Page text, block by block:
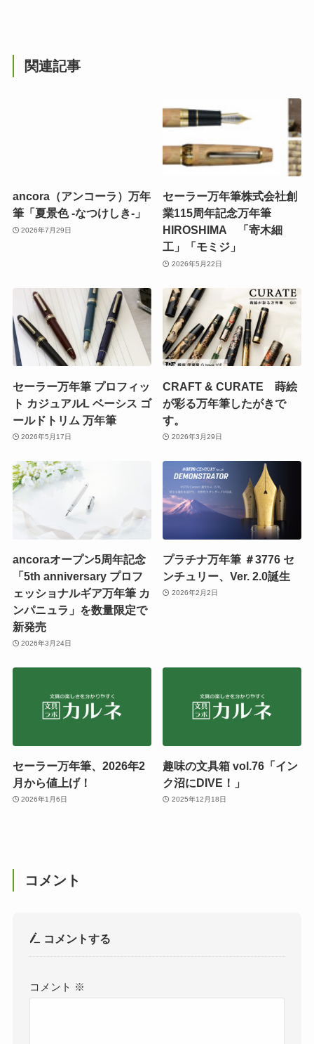
関連記事
ancora（アンコーラ）万年
筆「夏景色 -なつけしき-」
2026年7月29日
セーラー万年筆株式会社創
業115周年記念万年筆
HIROSHIMA 「寄木細
工」「モミジ」
2026年5月22日
セーラー万年筆 プロフィッ
ト カジュアルL ベーシス ゴ
ールドトリム 万年筆
2026年5月17日
CRAFT & CURATE 蒔絵
が彩る万年筆したがきで
す。
2026年3月29日
ancoraオープン5周年記念
「5th anniversary プロフ
ェッショナルギア万年筆 カ
ンパニュラ」を数量限定で
新発売
2026年3月24日
プラチナ万年筆 ＃3776 セ
ンチュリー、Ver. 2.0誕生
2026年2月2日
セーラー万年筆、2026年2
月から値上げ！
2026年1月6日
趣味の文具箱 vol.76「イン
ク沼にDIVE！」
2025年12月18日
コメント
コメントする
コメント ※